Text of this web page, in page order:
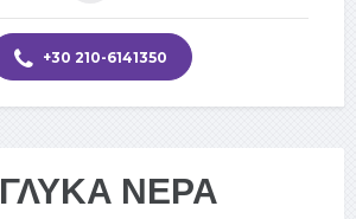
+30 210-6141350
ΓΛΥΚΑ ΝΕΡΑ